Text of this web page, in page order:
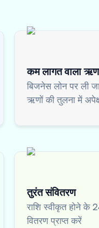
कम लागत वाला ऋण
बिजनेस लोन पर ली
ऋणों की तुलना में
तुरंत संवितरण
राशि स्वीकृत होने
वितरण प्राप्त करें